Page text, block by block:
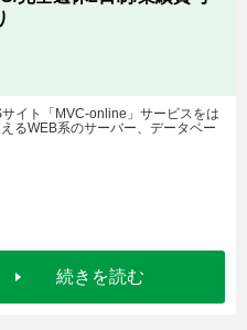
イト「MVC-online」サービスをは
るWEB系のサーバー、データベー
続きを読む